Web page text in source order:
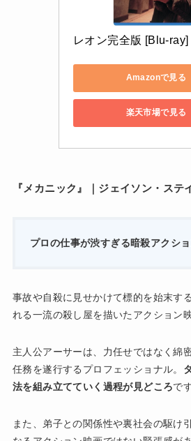
レオン完全版 [Blu-ray]
Amazonで見る
楽天市場で見る
『メカニック』｜ジェイソン・ステ
プロの仕事が渋すぎる暗殺アクシ
事故や自殺に見せかけて標的を始末す
れる一流の殺し屋を描いたアクション映
主人公アーサーは、力任せではなく綿
任務を遂行するプロフェッショナル。
法を組み立てていく過程が見どころで
また、弟子との関係性や裏社会の駆け